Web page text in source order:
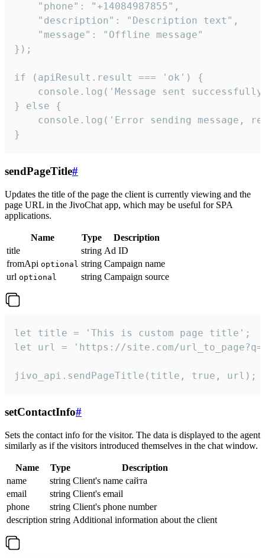
    "phone": "+14084987855",
    "description": "Description text",
    "message": "Offline message"
});
if (apiResult.result === 'ok') {
console.log('Message sent
} else {
console.log('Error sending message,
}
sendPageTitle#
Updates the title of the page the client is currently viewing and the
page URL in the JivoChat app, which may be useful for SPA
applications.
Name Type
Description
title
string Ad ID
fromApi optional string Campaign name
url optional string Campaign source
let title = 'This is custom page title';
let url = 'https://site.com/
jivo_api.sendPageTitle(title, true, url);
setContactInfo#
Sets the contact info for the visitor. The data is displayed to the agent
similarly as if the visitors introduced themselves in the chat window.
Name Type
Description
name
string Client's name сайта
email
string Client's email
phone
string Client's phone number
description string Additional information about the client